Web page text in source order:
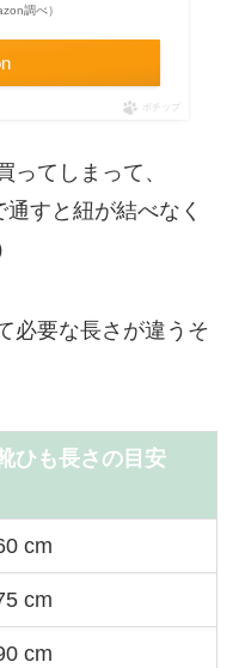
調べ）
ポチップ
ってしまって、
すと紐が結べなく
必要な長さが違うそ
ひも長さの目安
cm
cm
cm